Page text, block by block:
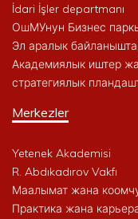
İdari İşler departmanı
ОшМУнун Бизнес
Эл аралык
Академиялык иштер
стратегиялык
Merkezler
Yetenek Akademisi
R. Abdıkadırov Vakfı
Маалымат жана
Практика жана